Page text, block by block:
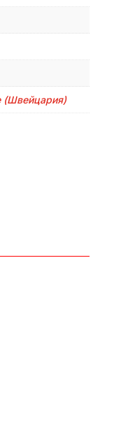
(Швейцария)